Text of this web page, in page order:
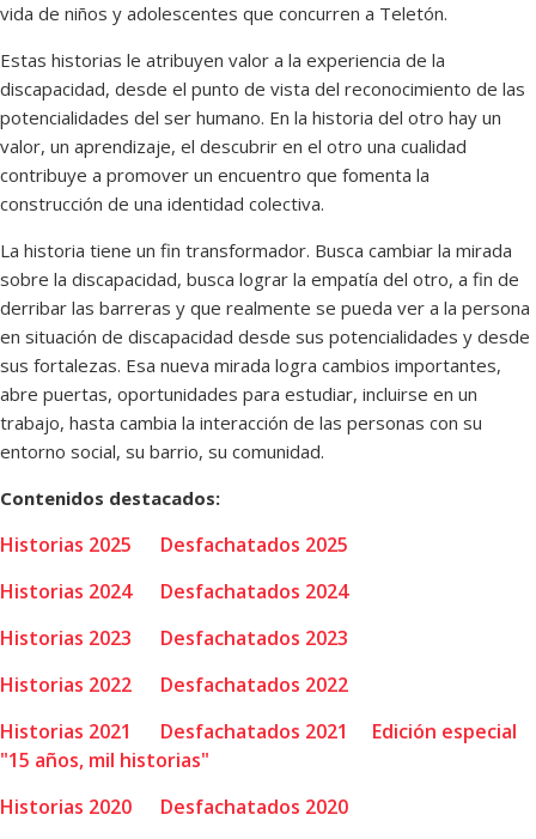
vida de niños y adolescentes que concurren a Teletón.
Estas historias le atribuyen valor a la experiencia de la
discapacidad, desde el punto de vista del reconocimiento de las
potencialidades del ser humano. En la historia del otro hay un
valor, un aprendizaje, el descubrir en el otro una cualidad
contribuye a promover un encuentro que fomenta la
construcción de una identidad colectiva.
La historia tiene un fin transformador. Busca cambiar la mirada
sobre la discapacidad, busca lograr la empatía del otro, a fin de
derribar las barreras y que realmente se pueda ver a la persona
en situación de discapacidad desde sus potencialidades y desde
sus fortalezas. Esa nueva mirada logra cambios importantes,
abre puertas, oportunidades para estudiar, incluirse en un
trabajo, hasta cambia la interacción de las personas con su
entorno social, su barrio, su comunidad.
Contenidos destacados:
Historias 2025
Desfachatados 2025
Historias 2024
Desfachatados 2024
Historias 2023
Desfachatados 2023
Historias 2022
Desfachatados 2022
Historias 2021
Desfachatados 2021
Edición especial
"15 años, mil historias"
Historias 2020
Desfachatados 2020